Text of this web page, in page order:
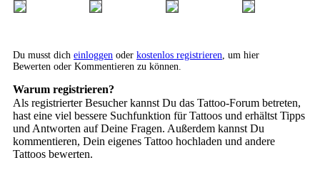
Du musst dich einloggen oder kostenlos registrieren , um hier
Bewerten oder Kommentieren zu können.
Warum registrieren?
Als registrierter Besucher kannst Du das Tattoo-Forum betreten,
hast eine viel bessere Suchfunktion für Tattoos und erhältst Tipps
und Antworten auf Deine Fragen. Außerdem kannst Du
kommentieren, Dein eigenes Tattoo hochladen und andere
Tattoos bewerten.